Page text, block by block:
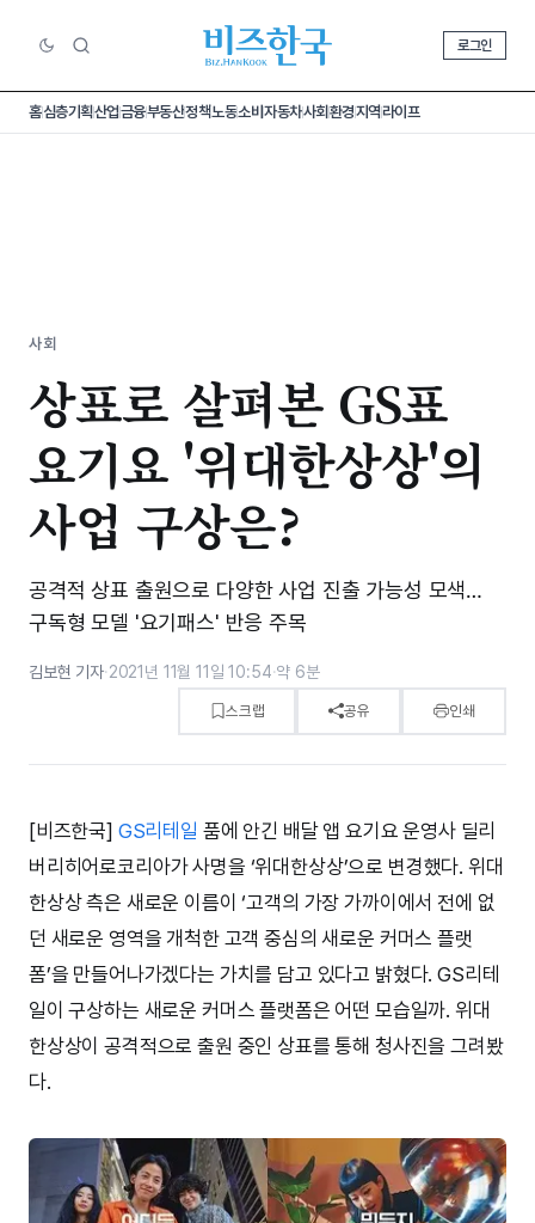
로그인
홈심층기획산업금융부동산정책노동소비 자동차사회환경지역라이프
사회
상표로 살펴본 GS표
요기요 '위대한상상'의
사업 구상은?
공격적 상표 출원으로 다양한 사업 진출 가능성 모색…
구독형 모델 '요기패스' 반응 주목
김보현 기자·2021년 11월 11일 10:54·약 6분
스크랩 공유 인쇄
[비즈한국] GS리테일 품에 안긴 배달 앱 요기요 운영사 딜리
버리히어로코리아가 사명을 ‘위대한상상’으로 변경했다. 위대
한상상 측은 새로운 이름이 ‘고객의 가장 가까이에서 전에 없
던 새로운 영역을 개척한 고객 중심의 새로운 커머스 플랫
폼’을 만들어나가겠다는 가치를 담고 있다고 밝혔다. GS리테
일이 구상하는 새로운 커머스 플랫폼은 어떤 모습일까. 위대
한상상이 공격적으로 출원 중인 상표를 통해 청사진을 그려봤
다.